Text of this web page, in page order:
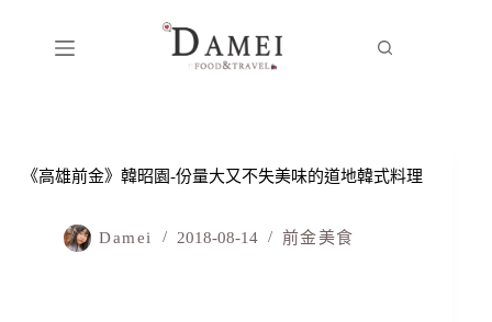
《高雄前金》韓昭園-份量大又不失美味的道地韓式料理
Damei 2018-08-14 前金美食